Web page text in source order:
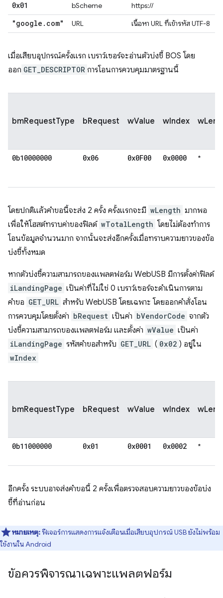
0x01 bScheme https://
"google . com" URL เนื้อหา URL ที่เข้ารหัส UTF-8
เมื่อเสียบอุปกรณ์ครั้งแรก เบราว์เซอร์จะอ่านตัวบ่งชี้ BOS โดย
ออก GET_DESCRIPTOR การโอนการควบคุมมาตรฐานนี้
bmRequestType bRequest wValue wIndex
0b10000000 0x06 0x0F00 0x0000 *
โดยปกติแล้วคำขอนี้จะส่ง 2 ครั้ง ครั้งแรกจะมี wLength มากพอ
เพื่อให้โฮสต์ทราบค่าของฟิลด์ wTotalLength โดยไม่ต้องทำการ
โอนข้อมูลจำนวนมาก จากนั้นจะส่งอีกครั้งเมื่อทราบความยาวของข้อ
บ่งชี้ทั้งหมด
หากตัวบ่งชี้ความสามารถของแพลตฟอร์ม WebUSB มีการตั้งค่าฟิลด์
iLandingPage เป็นค่าที่ไม่ใช่ 0 เบราว์เซอร์จะดำเนินการตาม
คำขอ GET_URL สำหรับ WebUSB โดยเฉพาะ โดยออกคำสั่งโอน
การควบคุมโดยตั้งค่า bRequest เป็นค่า bVendorCode จากตัว
บ่งชี้ความสามารถของแพลตฟอร์ม และตั้งค่า wValue เป็นค่า
iLandingPage รหัสคำขอสำหรับ GET_URL ( 0x02 ) อยู่ใน
wIndex
bmRequestType bRequest wValue wIndex
0b11000000 0x01 0x0001 0x0002 *
อีกครั้ง ระบบอาจส่งคำขอนี้ 2 ครั้งเพื่อตรวจสอบความยาวของข้อบ่ง
ชี้ที่อ่านก่อน
หมายเหตุ:ฟีเจอร์การแสดงการแจ้งเตือนเมื่อเสียบอุปกรณ์ USB ยังไม่พร้อม
ใช้งานใน Android
ข้อควรพิจารณาเฉพาะแพลตฟอร์ม